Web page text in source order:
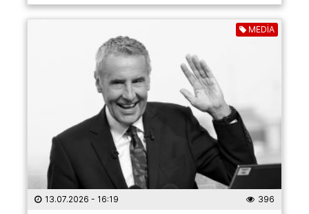
MEDİA
13.07.2026 - 16:19 396